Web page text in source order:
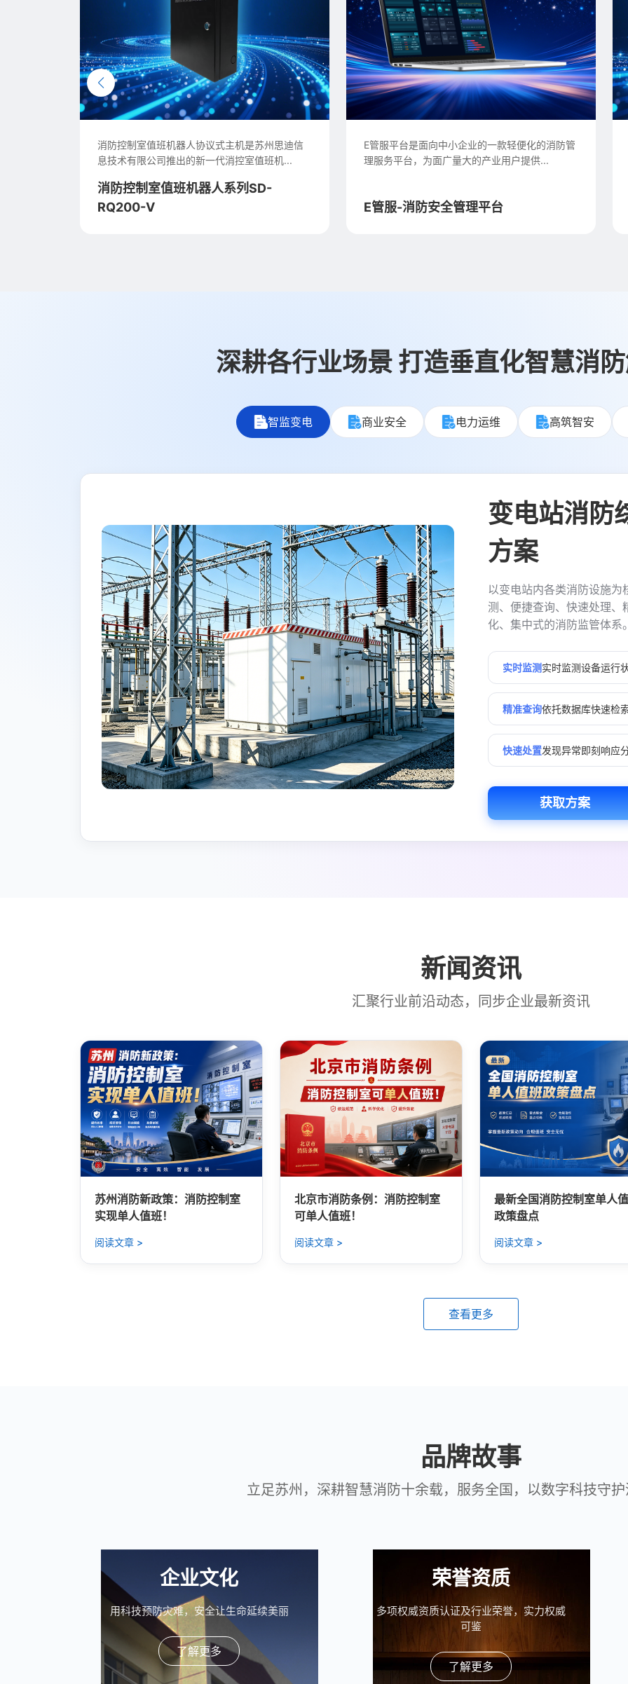
E管服平台是面向中小企业的一款轻便化的消防管
理服务平台，为面广量大的产业用户提供...
E管服-消防安全管理平台
SD-RQ200-A是苏州思迪信息技术有限公司推出
的新一代三合一消防控制室值班机器人，...
RQ200-A
深耕各行业场景 打造垂直化智慧消
智监变电 商业安全 电力运维 高筑智安
变电站消防
方案
以变电站内各类消防设施
测、便捷查询、快速处理
化、集中式的消防监管体系
实时监测实时监测设备运行
精准查询依托数据库快速检
快速处置发现异常即刻响应
获取方案
新闻资讯
汇聚行业前沿动态，同步企业最新资讯
苏州消防新政策：消防控制室
实现单人值班！
阅读文章 >
北京市消防条例：消防控制室
可单人值班！
阅读文章 >
最新全国消防控制室单人
政策盘点
阅读文章 >
查看更多
品牌故事
立足苏州，深耕智慧消防十余载，服务全国，以数字科技守
企业文化
用科技预防灾难，安全让生命延续美丽
了解更多
荣誉资质
多项权威资质认证及行业荣誉，实力权威
可鉴
了解更多